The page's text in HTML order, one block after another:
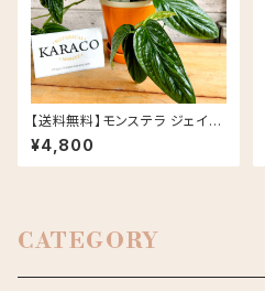
【送料無料】モンステラ ジェイド
シャトルコック 5号 グロッシーポ
ット アプリコット 皿セット セラミ
ック鉢
¥4,800
CATEGORY